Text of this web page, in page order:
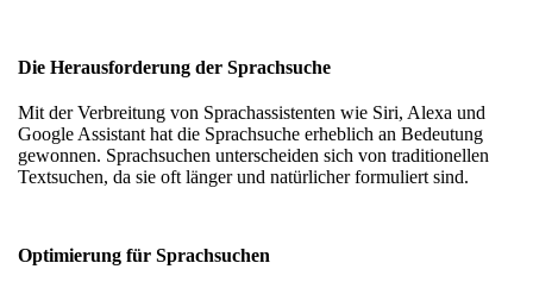
Die Herausforderung der Sprachsuche
Mit der Verbreitung von Sprachassistenten wie Siri, Alexa und
Google Assistant hat die Sprachsuche erheblich an Bedeutung
gewonnen. Sprachsuchen unterscheiden sich von traditionellen
Textsuchen, da sie oft länger und natürlicher formuliert sind.
Optimierung für Sprachsuchen